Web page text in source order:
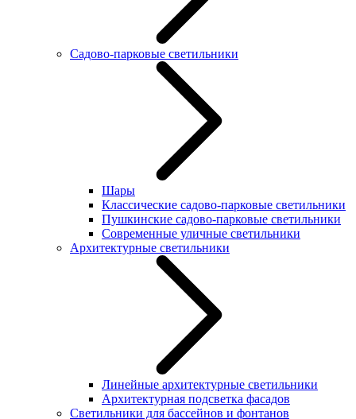
Садово-парковые светильники
Шары
Классические садово-парковые светильники
Пушкинские садово-парковые светильники
Современные уличные светильники
Архитектурные светильники
Линейные архитектурные светильники
Архитектурная подсветка фасадов
Светильники для бассейнов и фонтанов